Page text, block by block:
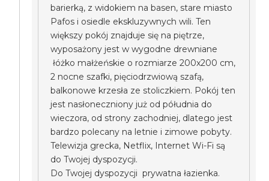
barierką, z widokiem na basen, stare miasto
Pafos i osiedle ekskluzywnych wili. Ten
większy pokój znajduje się na piętrze,
wyposażony jest w wygodne drewniane
łóżko małżeńskie o rozmiarze 200x200 cm,
2 nocne szafki, pięciodrzwiową szafą,
balkonowe krzesła ze stoliczkiem. Pokój ten
jest nasłoneczniony już od półudnia do
wieczora, od strony zachodniej, dlatego jest
bardzo polecany na letnie i zimowe pobyty.
Telewizja grecka, Netflix, Internet Wi-Fi są
do Twojej dyspozycji.
Do Twojej dyspozycji prywatna łazienka.